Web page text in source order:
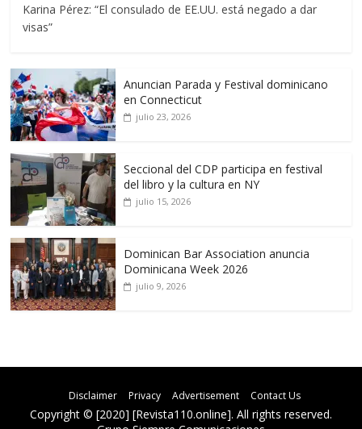
Karina Pérez: “El consulado de EE.UU. está negado a dar
visas”
Anuncian Parada y Festival dominicano
en Connecticut
julio 23, 2026
Seccional del CDP participa en festival
del libro y la cultura en NY
julio 15, 2026
Dominican Bar Association anuncia
Dominicana Week 2026
julio 9, 2026
Disclaimer Privacy Advertisement Contact Us
Copyright © [2020] [Revista110.online]. All rights reserved.